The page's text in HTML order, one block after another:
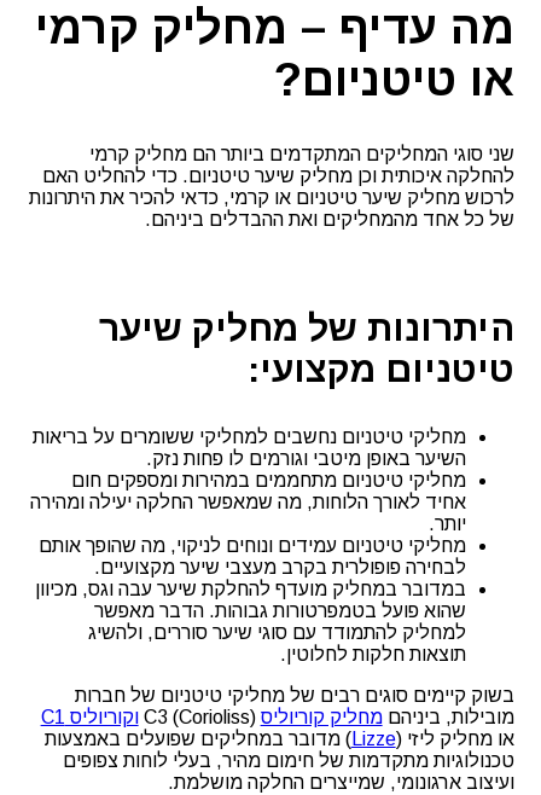
מה עדיף – מחליק קרמי
או טיטניום?
שני סוגי המחליקים המתקדמים ביותר הם מחליק קרמי
להחלקה איכותית וכן מחליק שיער טיטניום. כדי להחליט האם
לרכוש מחליק שיער טיטניום או קרמי, כדאי להכיר את היתרונות
של כל אחד מהמחליקים ואת ההבדלים ביניהם.
היתרונות של מחליק שיער
טיטניום מקצועי:
מחליקי טיטניום נחשבים למחליקי ששומרים על בריאות
השיער באופן מיטבי וגורמים לו פחות נזק.
מחליקי טיטניום מתחממים במהירות ומספקים חום
אחיד לאורך הלוחות, מה שמאפשר החלקה יעילה ומהירה
יותר.
מחליקי טיטניום עמידים ונוחים לניקוי, מה שהופך אותם
לבחירה פופולרית בקרב מעצבי שיער מקצועיים.
במדובר במחליק מועדף להחלקת שיער עבה וגס, מכיוון
שהוא פועל בטמפרטורות גבוהות. הדבר מאפשר
למחליק להתמודד עם סוגי שיער סוררים, ולהשיג
תוצאות חלקות לחלוטין.
בשוק קיימים סוגים רבים של מחליקי טיטניום של חברות
מובילות, ביניהםמחליק קוריוליס C3 (Corioliss)
וקוריוליס C1
או מחליק ליזי (Lizze) מדובר במחליקים שפועלים באמצעות
טכנולוגיות מתקדמות של חימום מהיר, בעלי לוחות צפופים
ועיצוב ארגונומי, שמייצרים החלקה מושלמת.